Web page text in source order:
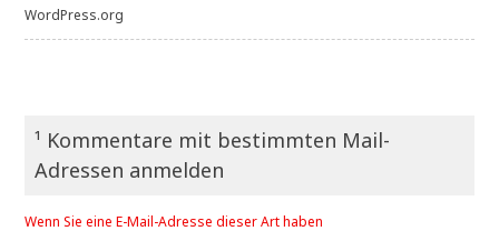
WordPress.org
¹ Kommentare mit bestimmten Mail-
Adressen anmelden
Wenn Sie eine E-Mail-Adresse dieser Art haben